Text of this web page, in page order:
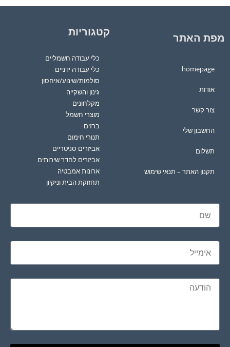
מפת האתר
homepage
אודות
צור קשר
החשבון שלי
תשלום
תקנון האתר – תנאי שימוש
קטגוריות
כלי עבודה חשמליים
כלי עבודה ידניים
סולמות/שינוע/איחסון
גינון והשקייה
מקלחונים
מוצרי חשמל
ברזים
תנורי חימום
אביזרים סניטריים
אביזרים לחדר שירותים
ארונות אמבטיה
תחזוקת הבית וניקיון